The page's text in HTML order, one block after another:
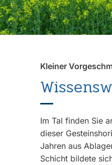
Kleiner
Im Tal finden Sie
dieser
Jahren aus
Schicht bildete